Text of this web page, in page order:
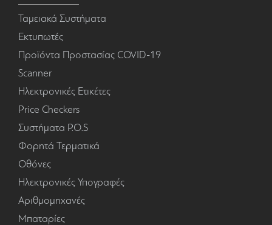
Ταμειακά Συστήματα
Εκτυπωτές
Προϊόντα Προστασίας COVID-19
Scanner
Ηλεκτρονικές Ετικέτες
Price Checkers
Συστήματα P.O.S
Φορητά Τερματικά
Οθόνες
Ηλεκτρονικές Υπογραφές
Αριθμομηχανές
Μπαταρίες